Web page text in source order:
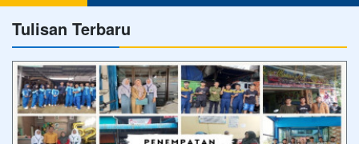
Tulisan Terbaru